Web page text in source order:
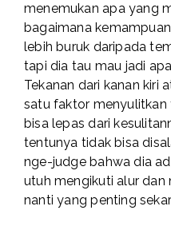
menemukan apa yang
bagaimana
lebih buruk daripada
tapi dia tau mau jadi
Tekanan dari kanan kiri
satu faktor
bisa lepas dari
tentunya tidak bisa
nge-judge bahwa dia
utuh mengikuti alur dan
nanti yang penting